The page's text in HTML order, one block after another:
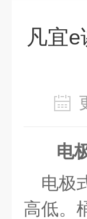
凡宜
电
电极
高低。